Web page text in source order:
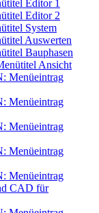
Editor 1
Editor 2
System
Auswerten
Bauphasen
Ansicht
Menüeintrag
Menüeintrag
Menüeintrag
Menüeintrag
Menüeintrag
CAD für